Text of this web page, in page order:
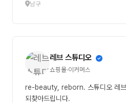
남구
레브 스튜디오
쇼핑몰·이커머스
re-beauty, reborn. 스튜디오 레브에서 자연스러운 아름다움을
되찾아드립니다.